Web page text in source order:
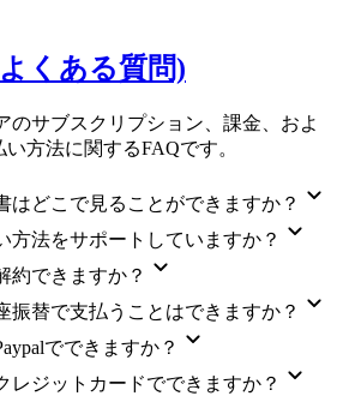
くある質問)
のサブスクリプション、課金、およ
方法に関するFAQです。
はどこで見ることができますか？
方法をサポートしていますか？
約できますか？
振替で支払うことはできますか？
でできますか？
レジットカードでできますか？